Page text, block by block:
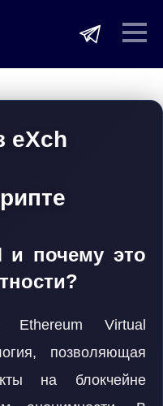
eXch
и почему это
Ethereum Virtual
позволяющая
на блокчейне